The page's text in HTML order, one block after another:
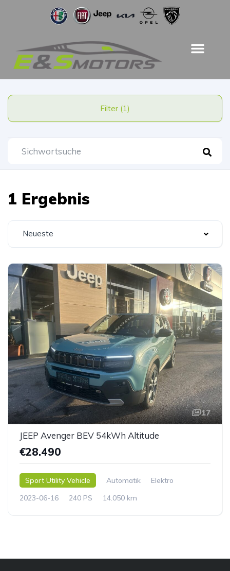
Filter (1)
1 Ergebnis
Neueste
17
JEEP Avenger BEV 54kWh Altitude
€28.490
Sport Utility Vehicle Automatik
Elektro
2023-06-16
240 PS 14.050 km